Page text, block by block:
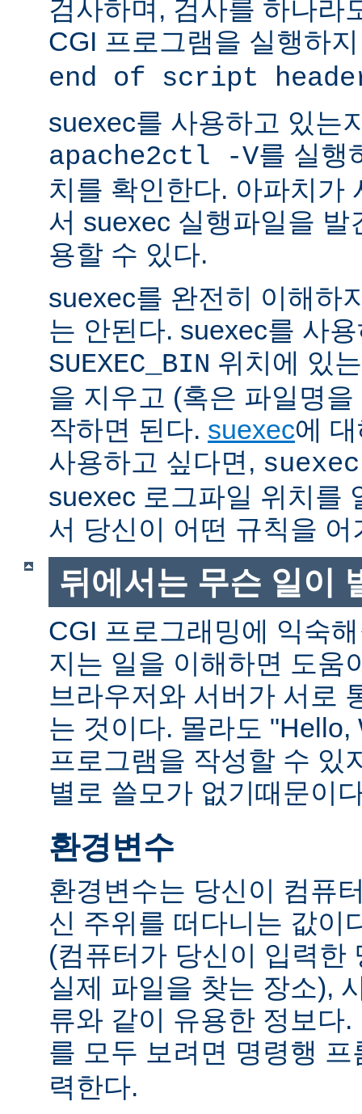
검사하며, 검사를 하나라
CGI 프로그램을 실행하
end of script
suexec를 사용하고 있는
apache2ctl -V를 실행
치를 확인한다. 아파치가
서 suexec 실행파일을 발
용할 수 있다.
suexec를 완전히 이해하
는 안된다. suexec를 사
SUEXEC_BIN 위치에 있
을 지우고 (혹은 파일명
작하면 된다. suexec에
사용하고 싶다면,
suexec 로그파일 위치를
서 당신이 어떤 규칙을
뒤에서는 무슨 일이
CGI 프로그래밍에 익숙
지는 일을 이해하면 도움
브라우저와 서버가 서로
는 것이다. 몰라도
프로그램을 작성할 수 있
별로 쓸모가 없기때문이
환경변수
환경변수는 당신이 컴퓨
신 주위를 떠다니는 값이
(컴퓨터가 당신이 입력한
실제 파일을 찾는 장소),
류와 같이 유용한 정보다
를 모두 보려면 명령행
력한다.